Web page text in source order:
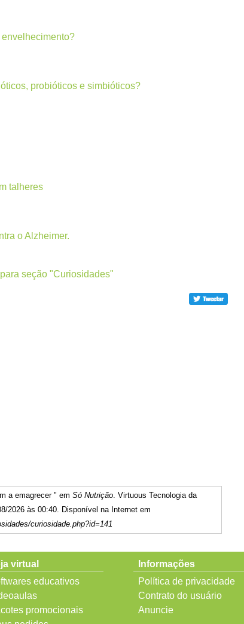
probióticos e simbióticos?
talheres
o Alzheimer.
seção "Curiosidades"
a emagrecer " em Só Nutrição . Virtuous Tecnologia da
2026 às 00:40. Disponível na Internet em
curiosidade.php?id=141
virtual
educativos
promocionais
Informações
Política de privacidade
Contrato do usuário
Anuncie